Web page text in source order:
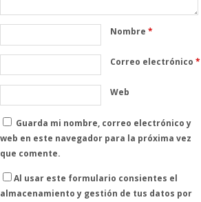
Nombre*
Correo electrónico*
Web
Guarda mi nombre, correo electrónico y
web en este navegador para la próxima vez
que comente.
Al usar este formulario consientes el
almacenamiento y gestión de tus datos por